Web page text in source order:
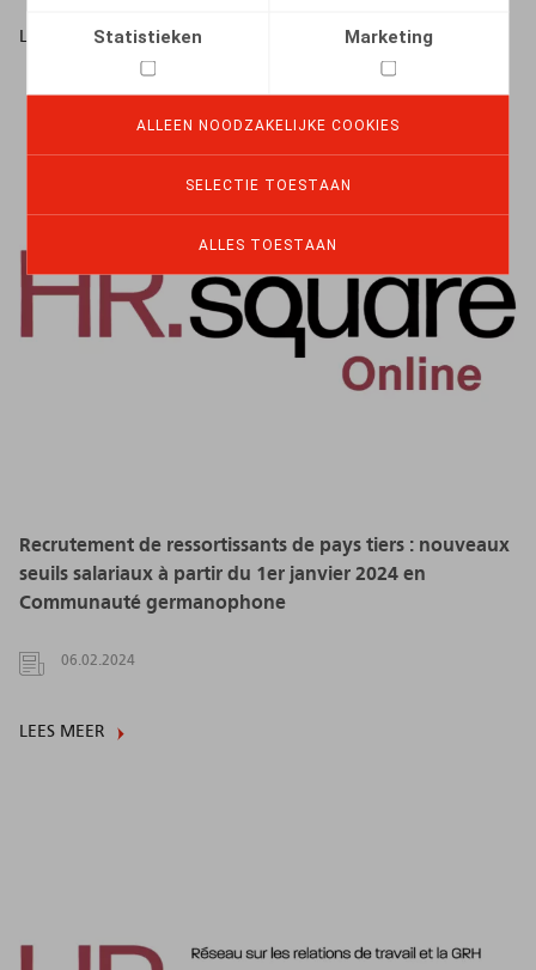
Statistieken Marketing
ALLEEN NOODZAKELIJKE COOKIES
SELECTIE TOESTAAN
ALLES TOESTAAN
LEES MEER
Recrutement de ressortissants de pays tiers : nouveaux
seuils salariaux à partir du 1er janvier 2024 en
Communauté germanophone
06.02.2024
LEES MEER